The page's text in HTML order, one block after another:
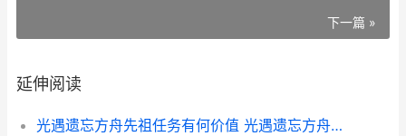
下一篇 »
延伸阅读
光遇遗忘方舟先祖任务有何价值 光遇遗忘方舟先祖怎么触发